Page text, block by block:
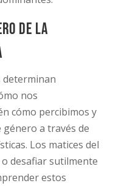
de la
determinan
nos
cómo percibimos y
a través de
Los matices del
desafiar sutilmente
estos